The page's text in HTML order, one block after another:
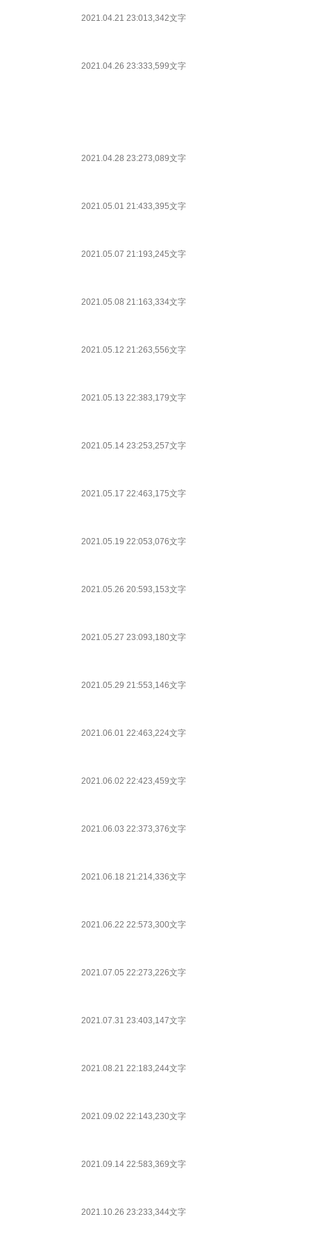
2021.04.21 23:013,342文字
2021.04.26 23:333,599文字
2021.04.28 23:273,089文字
2021.05.01 21:433,395文字
2021.05.07 21:193,245文字
2021.05.08 21:163,334文字
2021.05.12 21:263,556文字
2021.05.13 22:383,179文字
2021.05.14 23:253,257文字
2021.05.17 22:463,175文字
2021.05.19 22:053,076文字
2021.05.26 20:593,153文字
2021.05.27 23:093,180文字
2021.05.29 21:553,146文字
2021.06.01 22:463,224文字
2021.06.02 22:423,459文字
2021.06.03 22:373,376文字
2021.06.18 21:214,336文字
2021.06.22 22:573,300文字
2021.07.05 22:273,226文字
2021.07.31 23:403,147文字
2021.08.21 22:183,244文字
2021.09.02 22:143,230文字
2021.09.14 22:583,369文字
2021.10.26 23:233,344文字